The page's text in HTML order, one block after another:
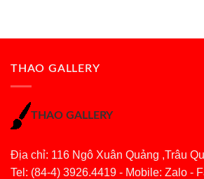
THAO GALLERY
THAO GALLERY
Địa chỉ: 116 Ngô Xuân Quảng ,Trâu
Tel: (84-4) 3926.4419 - Mobile: Zalo -